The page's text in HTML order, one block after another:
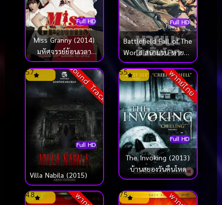
Full HD
Miss Granny (2014)
มหัศจรรย์ย้อนเวลา
คุณย่าวัยใส
Full HD
Battlefield Fall of The
World สนามรบ หายนะ
ของโลก (2022)
Sound Track
Full HD
5.7
Villa Nabila (2015)
พากย์ไทย
Full HD
5.5
The Invoking (2013)
บ้านสยองวันคืนโหด
4.8 7.5